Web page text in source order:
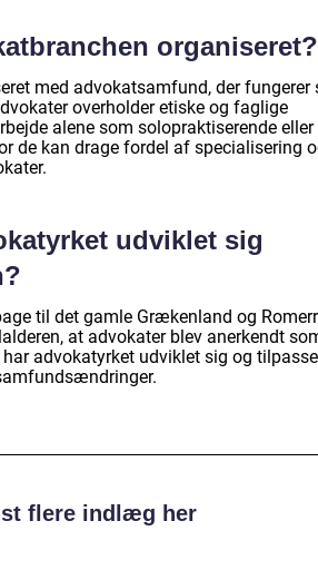
organiseret?
med advokatsamfund, der fungerer
overholder etiske og faglige
alene som solopraktiserende
de kan drage fordel af specialisering
udviklet sig
til det gamle Grækenland og
at advokater blev anerkendt
advokatyrket udviklet sig og
flere indlæg her